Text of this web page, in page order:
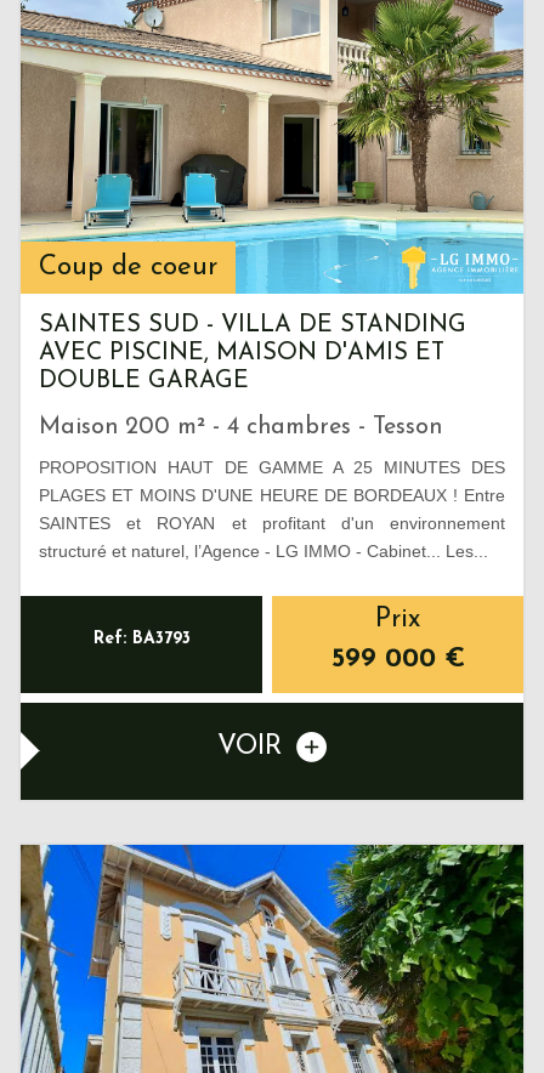
Coup de coeur
SAINTES SUD - VILLA DE STANDING
AVEC PISCINE, MAISON D'AMIS ET
DOUBLE GARAGE
Maison 200 m² - 4 chambres - Tesson
PROPOSITION HAUT DE GAMME A 25 MINUTES DES
PLAGES ET MOINS D'UNE HEURE DE BORDEAUX ! Entre
SAINTES et ROYAN et profitant d'un environnement
structuré et naturel, l’Agence - LG IMMO - Cabinet... Les...
Ref: BA3793
Prix
599 000 €
VOIR